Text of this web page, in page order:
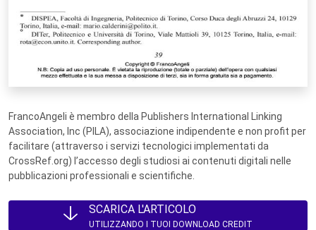
FrancoAngeli è membro della Publishers International Linking
Association, Inc (PILA), associazione indipendente e non profit per
facilitare (attraverso i servizi tecnologici implementati da
CrossRef.org) l’accesso degli studiosi ai contenuti digitali nelle
pubblicazioni professionali e scientifiche.
SCARICA L'ARTICOLO
UTILIZZANDO I TUOI DOWNLOAD CREDIT